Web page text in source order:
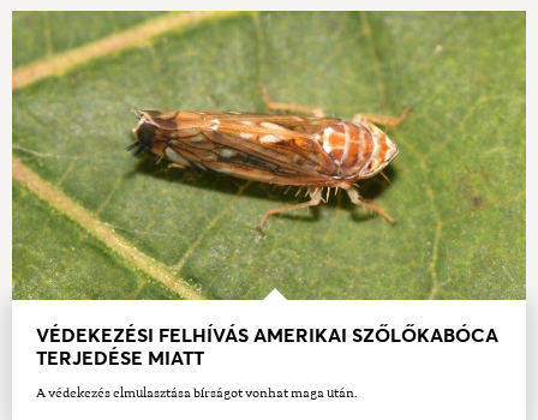
VÉDEKEZÉSI FELHÍVÁS AMERIKAI SZŐLŐKABÓCA
TERJEDÉSE MIATT
A védekezés elmulasztása bírságot vonhat maga után.